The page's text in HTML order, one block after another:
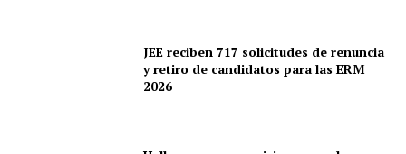
SUSCRIBETE
Diario los Andes
JEE reciben 717 solicitudes de renuncia
y retiro de candidatos para las ERM
2026